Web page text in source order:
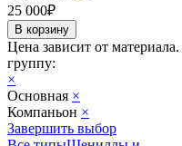
25 000₽
Цена зависит от материала.
группу:
×
Основная ×
Компаньон ×
Завершить выбор